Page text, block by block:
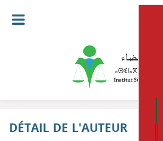
DÉTAIL DE L'AUTEUR